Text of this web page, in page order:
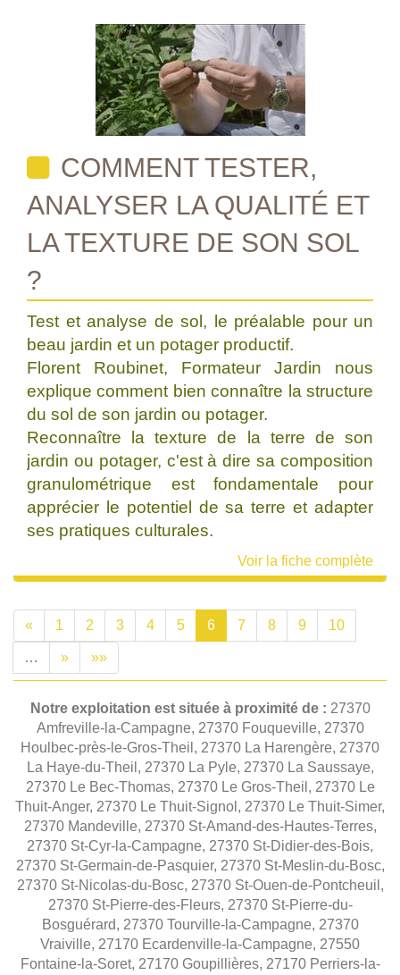
COMMENT TESTER,
ANALYSER LA QUALITÉ ET
LA TEXTURE DE SON SOL
?
Test et analyse de sol, le préalable pour un
beau jardin et un potager productif.
Florent Roubinet, Formateur Jardin nous
explique comment bien connaître la structure
du sol de son jardin ou potager.
Reconnaître la texture de la terre de son
jardin ou potager, c'est à dire sa composition
granulométrique est fondamentale pour
apprécier le potentiel de sa terre et adapter
ses pratiques culturales.
Voir la fiche complète
« 1 2 3 4 5 6 7 8 9 10
… » »»
Notre exploitation est située à proximité de : 27370
Amfreville-la-Campagne, 27370 Fouqueville, 27370
Houlbec-près-le-Gros-Theil, 27370 La Harengère, 27370
La Haye-du-Theil, 27370 La Pyle, 27370 La Saussaye,
27370 Le Bec-Thomas, 27370 Le Gros-Theil, 27370 Le
Thuit-Anger, 27370 Le Thuit-Signol, 27370 Le Thuit-Simer,
27370 Mandeville, 27370 St-Amand-des-Hautes-Terres,
27370 St-Cyr-la-Campagne, 27370 St-Didier-des-Bois,
27370 St-Germain-de-Pasquier, 27370 St-Meslin-du-Bosc,
27370 St-Nicolas-du-Bosc, 27370 St-Ouen-de-Pontcheuil,
27370 St-Pierre-des-Fleurs, 27370 St-Pierre-du-
Bosguérard, 27370 Tourville-la-Campagne, 27370
Vraiville, 27170 Ecardenville-la-Campagne, 27550
Fontaine-la-Soret, 27170 Goupillières, 27170 Perriers-la-